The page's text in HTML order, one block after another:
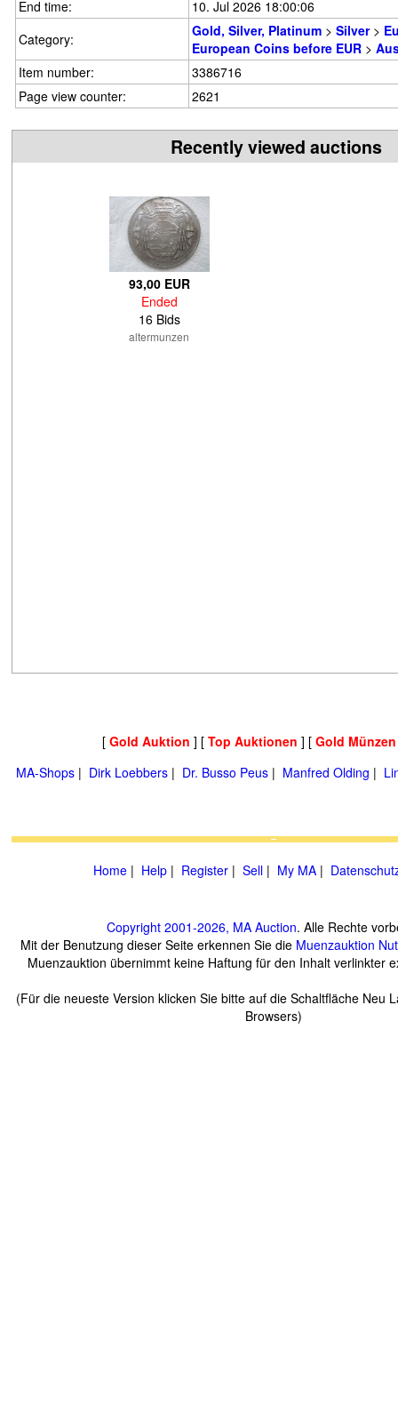
End time:
10. Jul 2026 18:00:06
Category:
Gold, Silver, Platinum > Silver>
European Coins before EUR >
Item number:
3386716
Page view counter:
2621
Recently viewed auctions
93,00 EUR
Ended
16 Bids
altermunzen
[ Gold Auktion ] [ Top Auktionen ] [ Gold
MA-Shops | Dirk Loebbers | Dr. Busso Peus | Manfred Olding |
Home | Help | Register | Sell | My MA |
Copyright 2001-2026, MA Auction. Alle Rechte
Mit der Benutzung dieser Seite erkennen Sie die Muenzauktion
Muenzauktion übernimmt keine Haftung für den Inhalt verlinkter
(Für die neueste Version klicken Sie bitte auf die Schaltfläche Neu
Browsers)